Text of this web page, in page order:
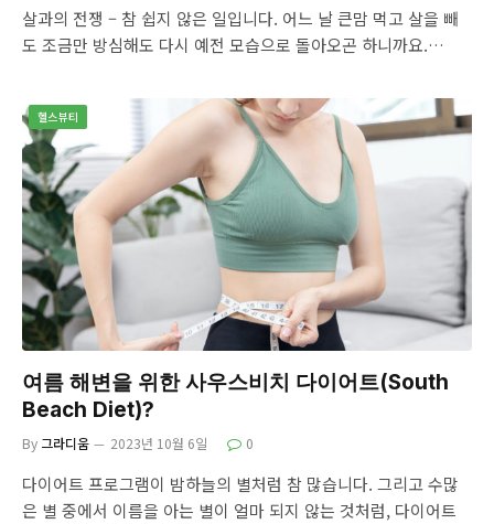
살과의 전쟁 – 참 쉽지 않은 일입니다. 어느 날 큰맘 먹고 살을 빼
도 조금만 방심해도 다시 예전 모습으로 돌아오곤 하니까요.…
헬스뷰티
여름 해변을 위한 사우스비치 다이어트(South
Beach Diet)?
By 그라디움 2023년 10월 6일 0
다이어트 프로그램이 밤하늘의 별처럼 참 많습니다. 그리고 수많
은 별 중에서 이름을 아는 별이 얼마 되지 않는 것처럼, 다이어트